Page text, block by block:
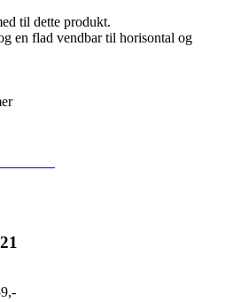
til dette produkt.
en flad vendbar til horisontal og